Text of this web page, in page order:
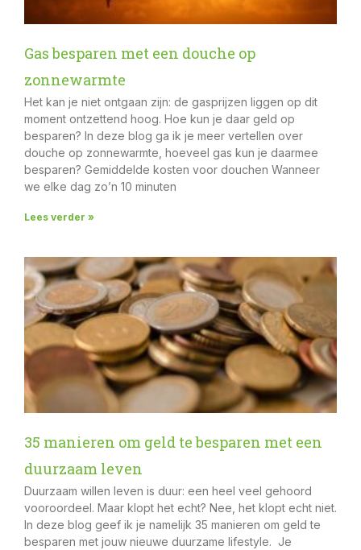
Gas besparen met een douche op
zonnewarmte
Het kan je niet ontgaan zijn: de gasprijzen liggen op dit
moment ontzettend hoog. Hoe kun je daar geld op
besparen? In deze blog ga ik je meer vertellen over
douche op zonnewarmte, hoeveel gas kun je daarmee
besparen? Gemiddelde kosten voor douchen Wanneer
we elke dag zo’n 10 minuten
Lees verder »
35 manieren om geld te besparen met een
duurzaam leven
Duurzaam willen leven is duur: een heel veel gehoord
vooroordeel. Maar klopt het echt? Nee, het klopt echt niet.
In deze blog geef ik je namelijk 35 manieren om geld te
besparen met jouw nieuwe duurzame lifestyle. Je